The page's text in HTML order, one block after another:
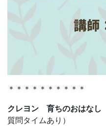
＊＊＊＊＊＊＊＊＊＊
クレヨン 育ちのおはなし
質問タイムあり）